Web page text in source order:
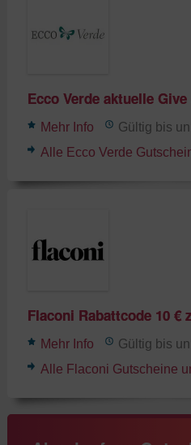
Ecco Verde aktuelle
Mehr Info
Gültig bis
Alle Ecco Verde
Flaconi Rabattcode 10 €
Mehr Info
Gültig bis
Alle Flaconi Gutscheine